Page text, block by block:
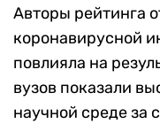
Авторы рейтинга
коронавирусной
повлияла на
вузов показали
научной среде за